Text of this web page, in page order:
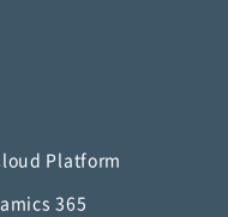
Platform
365